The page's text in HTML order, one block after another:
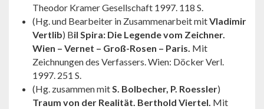
Theodor Kramer Gesellschaft 1997. 118 S.
(Hg. und Bearbeiter in Zusammenarbeit mitVladimir
Vertlib) Bil Spira: Die Legende vom Zeichner.
Wien – Vernet – Groß-Rosen – Paris. Mit
Zeichnungen des Ver­fassers. Wien: Döcker Verl.
1997. 251 S.
(Hg. zusammen mit S. Bolbecher, P. Roess­ler)
Traum von der Reali­tät. Berthold Viertel. Mit